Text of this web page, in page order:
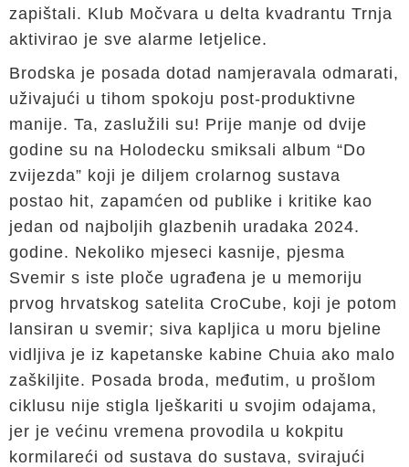
zapištali. Klub Močvara u delta kvadrantu Trnja
aktivirao je sve alarme letjelice.
Brodska je posada dotad namjeravala odmarati,
uživajući u tihom spokoju post-produktivne
manije. Ta, zaslužili su! Prije manje od dvije
godine su na Holodecku smiksali album “Do
zvijezda” koji je diljem crolarnog sustava
postao hit, zapamćen od publike i kritike kao
jedan od najboljih glazbenih uradaka 2024.
godine. Nekoliko mjeseci kasnije, pjesma
Svemir s iste ploče ugrađena je u memoriju
prvog hrvatskog satelita CroCube, koji je potom
lansiran u svemir; siva kapljica u moru bjeline
vidljiva je iz kapetanske kabine Chuia ako malo
zaškiljite. Posada broda, međutim, u prošlom
ciklusu nije stigla lješkariti u svojim odajama,
jer je većinu vremena provodila u kokpitu
kormilareći od sustava do sustava, svirajući